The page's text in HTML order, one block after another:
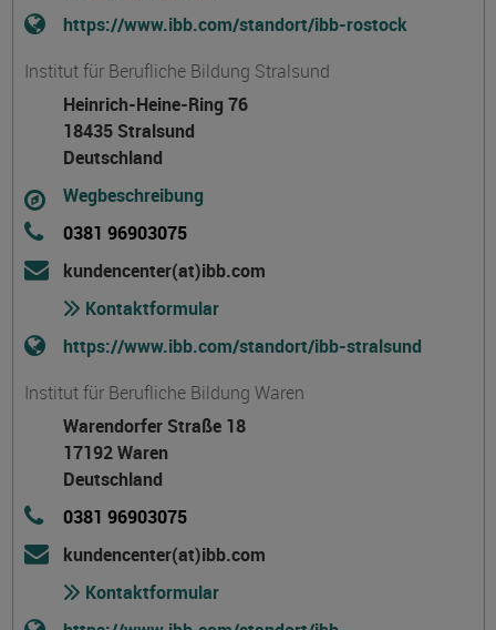
https://www.ibb.com/standort/ibb-rostock
Institut für Berufliche Bildung Stralsund
Heinrich-Heine-Ring 76
18435 Stralsund
Deutschland
Wegbeschreibung
0381 96903075
kundencenter(at)ibb.com
Kontaktformular
https://www.ibb.com/standort/ibb-stralsund
Institut für Berufliche Bildung Waren
Warendorfer Straße 18
17192 Waren
Deutschland
0381 96903075
kundencenter(at)ibb.com
Kontaktformular